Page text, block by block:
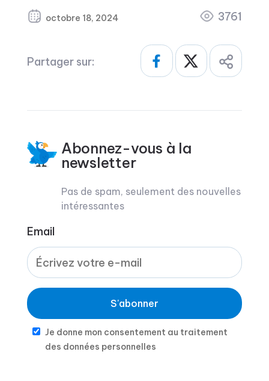
octobre 18, 2024 3761
Partager sur:
Abonnez-vous à la
newsletter
Pas de spam, seulement des nouvelles
intéressantes
Email
S'abonner
Je donne mon consentement au traitement
des données personnelles